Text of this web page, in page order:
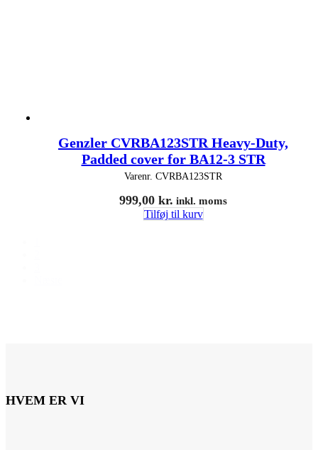
Genzler CVRBA123STR Heavy-Duty,
Padded cover for BA12-3 STR
Varenr. CVRBA123STR
999,00 kr. inkl. moms
Tilføj til kurv
HVEM ER VI